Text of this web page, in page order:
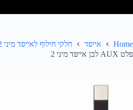
Home אייפד
חלקי חילוף לאייפד מיני 2 A1489 A1490 A1491
פלט AUX לבן אייפד מיני 2